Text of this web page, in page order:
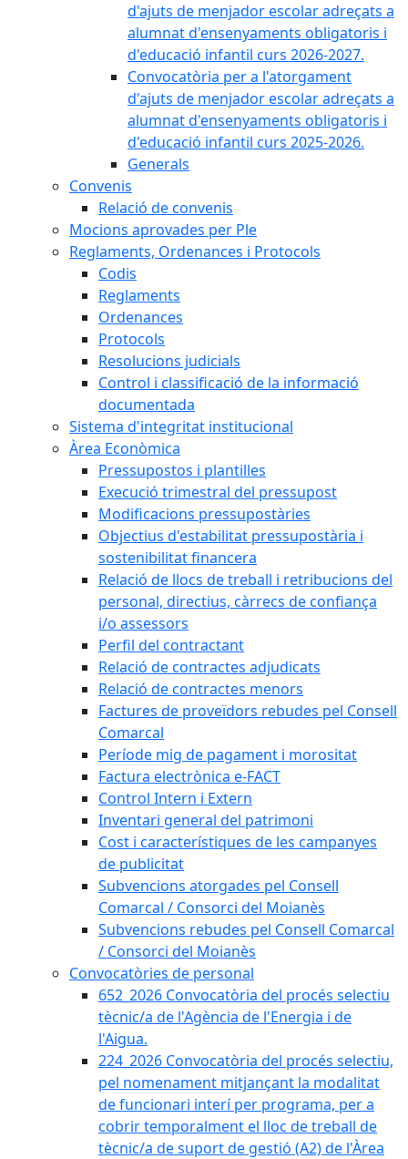
d'ajuts de menjador escolar adreçats a
alumnat d'ensenyaments obligatoris i
d'educació infantil curs 2026-2027.
Convocatòria per a l'atorgament
d'ajuts de menjador escolar adreçats a
alumnat d'ensenyaments obligatoris i
d'educació infantil curs 2025-2026.
Generals
Convenis
Relació de convenis
Mocions aprovades per Ple
Reglaments, Ordenances i Protocols
Codis
Reglaments
Ordenances
Protocols
Resolucions judicials
Control i classificació de la informació
documentada
Sistema d'integritat institucional
Àrea Econòmica
Pressupostos i plantilles
Execució trimestral del pressupost
Modificacions pressupostàries
Objectius d'estabilitat pressupostària i
sostenibilitat financera
Relació de llocs de treball i retribucions del
personal, directius, càrrecs de confiança
i/o assessors
Perfil del contractant
Relació de contractes adjudicats
Relació de contractes menors
Factures de proveïdors rebudes pel Consell
Comarcal
Període mig de pagament i morositat
Factura electrònica e-FACT
Control Intern i Extern
Inventari general del patrimoni
Cost i característiques de les campanyes
de publicitat
Subvencions atorgades pel Consell
Comarcal / Consorci del Moianès
Subvencions rebudes pel Consell Comarcal
/ Consorci del Moianès
Convocatòries de personal
652_2026 Convocatòria del procés selectiu
tècnic/a de l'Agència de l'Energia i de
l'Aigua.
224_2026 Convocatòria del procés selectiu,
pel nomenament mitjançant la modalitat
de funcionari interí per programa, per a
cobrir temporalment el lloc de treball de
tècnic/a de suport de gestió (A2) de l'Àrea